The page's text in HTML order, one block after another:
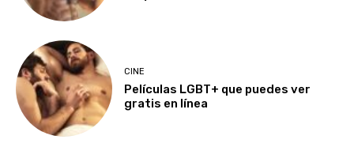
CINE
Películas LGBT+ que puedes ver
gratis en línea